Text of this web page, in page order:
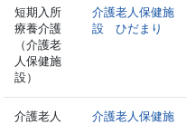
短期入所
療養介護
（介護老
人保健施
設）
介護老人保健施
設 ひだまり
介護老人 介護老人保健施